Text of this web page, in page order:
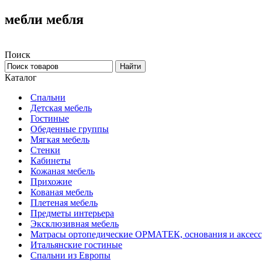
мебли мебля
Поиск
Каталог
Спальни
Детская мебель
Гостиные
Обеденные группы
Мягкая мебель
Стенки
Кабинеты
Кожаная мебель
Прихожие
Кованая мебель
Плетеная мебель
Предметы интерьера
Эксклюзивная мебель
Матрасы ортопедические ОРМАТЕК, основания и
Итальянские гостиные
Спальни из Европы